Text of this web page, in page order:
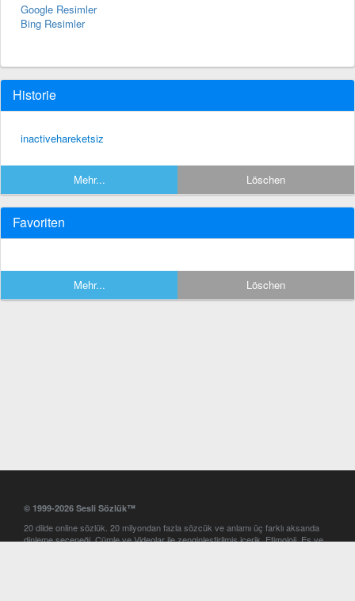
Google Resimler
Bing Resimler
Historie
inactivehareketsiz
Mehr... Löschen
Favoriten
Mehr... Löschen
© 1999-2026 Sesli Sözlük™
20 dilde online sözlük. 20 milyondan fazla sözcük ve anlamı üç farklı aksanda
dinleme seçeneği. Cümle ve Videolar ile zenginleştirilmiş içerik. Etimoloji, Eş ve